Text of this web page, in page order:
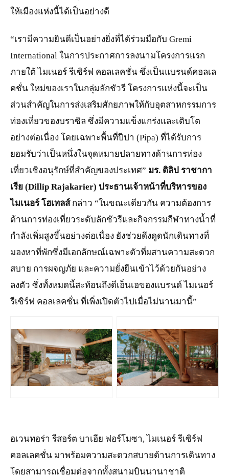
ให้เมืองแห่งนี้ได้เป็นอย่างดี
“เรามีความยินดีเป็นอย่างยิ่งที่ได้ร่วมมือกับ Gremi
International ในการประกาศการลงนามโครงการแรก
ภายใต้ ไมเนอร์ รีเซิร์ฟ คอลเลคชั่น ซึ่งเป็นแบรนด์คอลเล
คชั่น ใหม่ของเราในกลุ่มลักชัวรี โครงการแห่งนี้จะเป็น
ส่วนสำคัญในการส่งเสริมศักยภาพให้กับอุตสาหกรรมการ
ท่องเที่ยวของบราซิล ซึ่งมีความแข็งแกร่งและเติบโต
อย่างต่อเนื่อง โดยเฉพาะพื้นที่ปีปา (Pipa) ที่ได้รับการ
ยอมรับว่าเป็นหนึ่งในจุดหมายปลายทางด้านการท่อง
เที่ยวเชิงอนุรักษ์ที่สำคัญของประเทศ” มร. ดิลิป ราชากา
เรีย (Dillip Rajakarier) ประธานเจ้าหน้าที่บริหารของ
ไมเนอร์ โฮเทลส์กล่าว “ในขณะเดียวกัน ความต้องการ
ด้านการท่องเที่ยวระดับลักชัวรีและกิจกรรมกีฬาทางน้ำที่
กำลังเพิ่มสูงขึ้นอย่างต่อเนื่อง ยังช่วยดึงดูดนักเดินทางที่
มองหาที่พักซึ่งมีเอกลักษณ์เฉพาะตัวที่ผสานความสะดวก
สบาย การผจญภัย และความยั่งยืนเข้าไว้ด้วยกันอย่าง
ลงตัว ซึ่งทั้งหมดนี้สะท้อนถึงดีเอ็นเอของแบรนด์ ไมเนอร์
รีเซิร์ฟ คอลเลคชั่น ที่เพิ่งเปิดตัวไปเมื่อไม่นานมานี้”
JPG JPG
อเวนทอร่า รีสอร์ต บาเอีย ฟอร์โมซา, ไมเนอร์ รีเซิร์ฟ
คอลเลคชั่น มาพร้อมความสะดวกสบายด้านการเดินทาง
โดยสามารถเชื่อมต่อจากทั้งสนามบินนานาชาติ